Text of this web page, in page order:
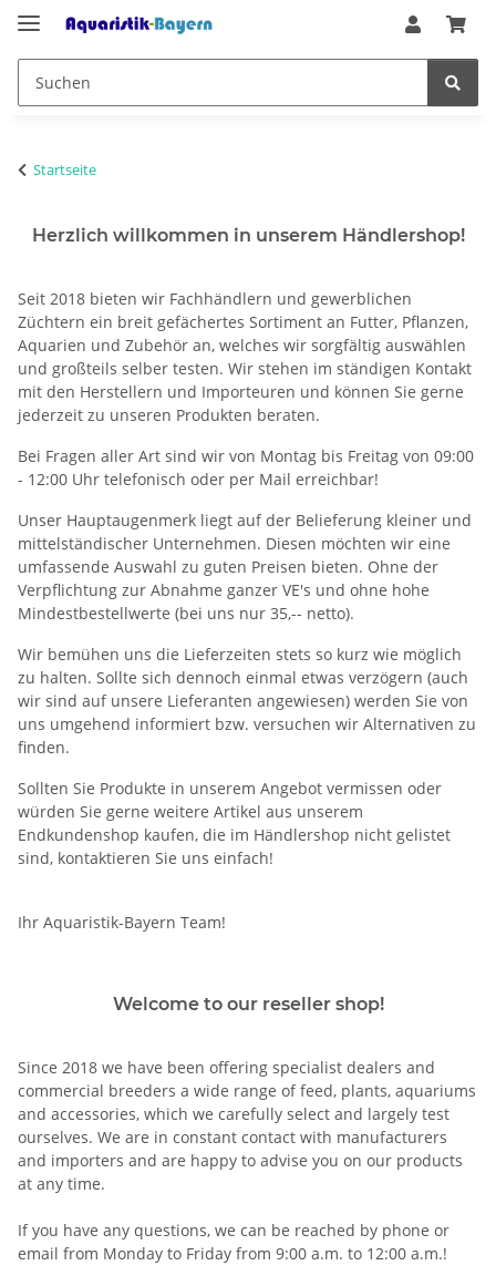
Startseite
Herzlich willkommen in unserem Händlershop!
Seit 2018 bieten wir Fachhändlern und gewerblichen
Züchtern ein breit gefächertes Sortiment an Futter, Pflanzen,
Aquarien und Zubehör an, welches wir sorgfältig auswählen
und großteils selber testen. Wir stehen im ständigen Kontakt
mit den Herstellern und Importeuren und können Sie gerne
jederzeit zu unseren Produkten beraten.
Bei Fragen aller Art sind wir von Montag bis Freitag von 09:00
- 12:00 Uhr telefonisch oder per Mail erreichbar!
Unser Hauptaugenmerk liegt auf der Belieferung kleiner und
mittelständischer Unternehmen. Diesen möchten wir eine
umfassende Auswahl zu guten Preisen bieten. Ohne der
Verpflichtung zur Abnahme ganzer VE's und ohne hohe
Mindestbestellwerte (bei uns nur 35,-- netto).
Wir bemühen uns die Lieferzeiten stets so kurz wie möglich
zu halten. Sollte sich dennoch einmal etwas verzögern (auch
wir sind auf unsere Lieferanten angewiesen) werden Sie von
uns umgehend informiert bzw. versuchen wir Alternativen zu
finden.
Sollten Sie Produkte in unserem Angebot vermissen oder
würden Sie gerne weitere Artikel aus unserem
Endkundenshop kaufen, die im Händlershop nicht gelistet
sind, kontaktieren Sie uns einfach!
Ihr Aquaristik-Bayern Team!
Welcome to our reseller shop!
Since 2018 we have been offering specialist dealers and
commercial breeders a wide range of feed, plants, aquariums
and accessories, which we carefully select and largely test
ourselves. We are in constant contact with manufacturers
and importers and are happy to advise you on our products
at any time.
If you have any questions, we can be reached by phone or
email from Monday to Friday from 9:00 a.m. to 12:00 a.m.!